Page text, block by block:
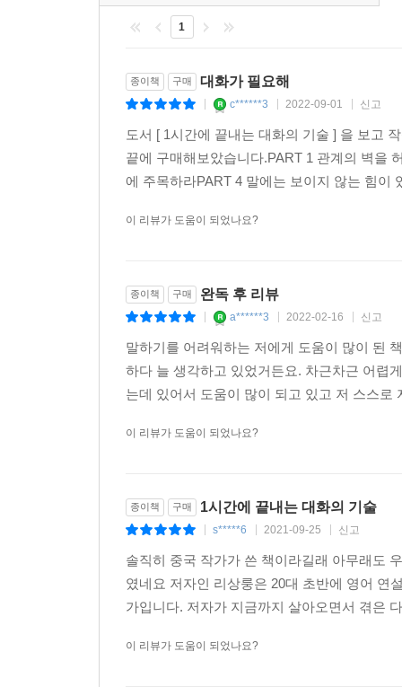
1
종이책 구매 대화가 필요해
c******3 2022-09-01 신고
도서 [ 1시간에 끝내는 대화의 기술 ] 을 보고
끝에 구매해보았습니다.PART 1 관계의 벽을
에 주목하라PART 4 말에는 보이지 않는 힘
이 리뷰가 도움이 되었나요?
종이책 구매 완독 후 리뷰
a******3 2022-02-16 신고
말하기를 어려워하는 저에게 도움이 많이 된
하다 늘 생각하고 있었거든요. 차근차근 어렵
는데 있어서 도움이 많이 되고 있고 저 스스
이 리뷰가 도움이 되었나요?
종이책 구매 1시간에 끝내는 대화의 기술
s*****6 2021-09-25 신고
솔직히 중국 작가가 쓴 책이라길래 아무래도
였네요 저자인 리상룽은 20대 초반에 영어 연
가입니다. 저자가 지금까지 살아오면서 겪은
이 리뷰가 도움이 되었나요?